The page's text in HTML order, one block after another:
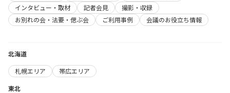
インタビュー・取材
記者会見
撮影・収録
お別れの会・法要・偲ぶ会
ご利用事例 会議のお役立ち情報
北海道
札幌エリア
帯広エリア
東北